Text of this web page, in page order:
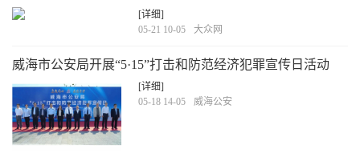
[详细]
05-21 10-05
大众网
威海市公安局开展“5·15”打击和防范经济犯罪宣传日活动
[详细]
05-18 14-05
威海公安